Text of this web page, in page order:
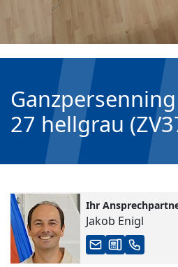
27 hellgrau
Ihr
Jakob Enigl